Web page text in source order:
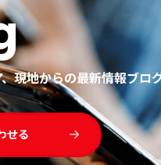
現地からの最新情報ブロ
せる